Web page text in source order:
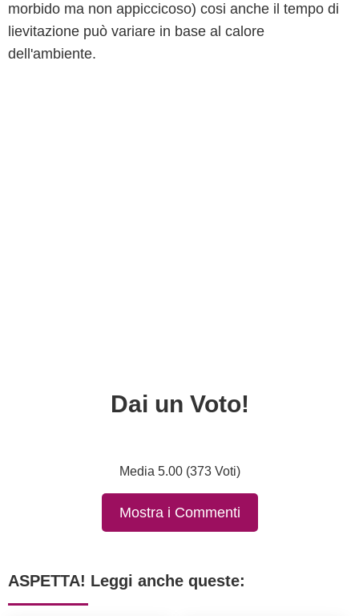
morbido ma non appiccicoso) cosi anche il tempo di
lievitazione può variare in base al calore
dell'ambiente.
Dai un Voto!
Media 5.00 (373 Voti)
Mostra i Commenti
ASPETTA! Leggi anche queste: